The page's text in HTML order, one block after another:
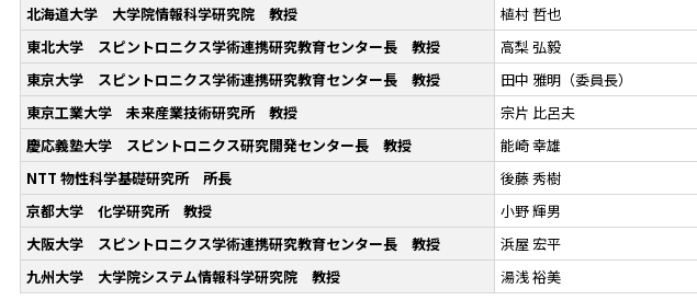
北海道大学 大学院情報科学研究院 教授
植村 哲也
東北大学 スピントロニクス学術連携研究教育センター長 教授
高梨 弘毅
東京大学 スピントロニクス学術連携研究教育センター長 教授
田中 雅明（委員長）
東京工業大学 未来産業技術研究所 教授
宗片 比呂夫
慶応義塾大学 スピントロニクス研究開発センター長 教授
能崎 幸雄
NTT 物性科学基礎研究所 所長
後藤 秀樹
京都大学 化学研究所 教授
小野 輝男
大阪大学 スピントロニクス学術連携研究教育センター長 教授
浜屋 宏平
九州大学 大学院システム情報科学研究院 教授
湯浅 裕美